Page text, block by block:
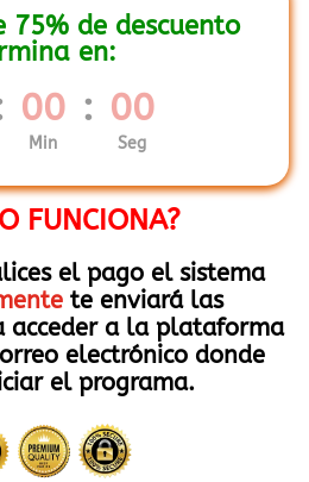
75% de descuento
en:
00
Min
: 00
Seg
FUNCIONA?
el pago el sistema
te enviará las
acceder a la plataforma
electrónico donde
el programa.